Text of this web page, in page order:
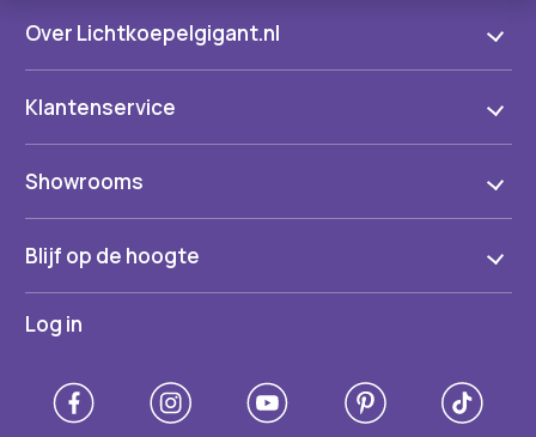
Over Lichtkoepelgigant.nl
Klantenservice
Showrooms
Blijf op de hoogte
Log in